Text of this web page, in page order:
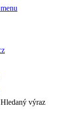
Hledaný výraz